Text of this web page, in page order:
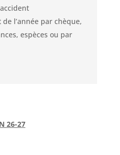
l’année par chèque,
espèces ou par
26-27